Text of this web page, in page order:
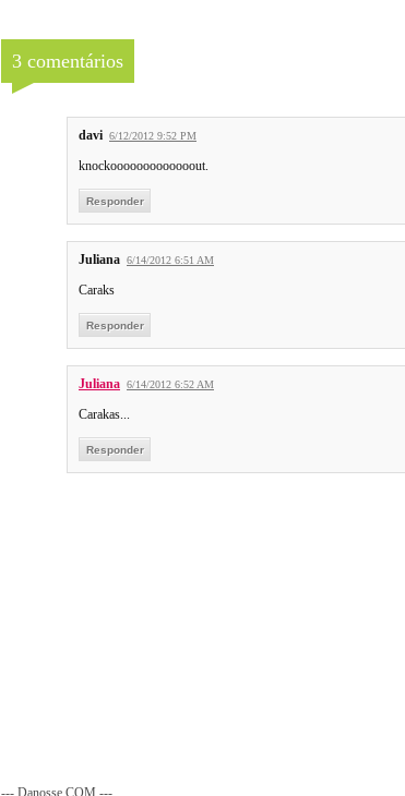
3 comentários
davi 6/12/2012 9:52 PM
knockooooooooooooout.
Responder
Juliana 6/14/2012 6:51 AM
Caraks
Responder
Juliana 6/14/2012 6:52 AM
Carakas...
Responder
--- Danosse.COM ---